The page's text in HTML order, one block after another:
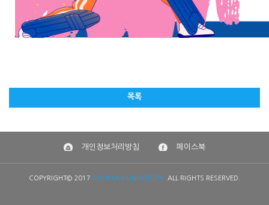
목록
개인정보처리방침 페이스북
COPYRIGHT© 2017 KOOKMIN UNIVERSITY. ALL RIGHTS RESERVED.